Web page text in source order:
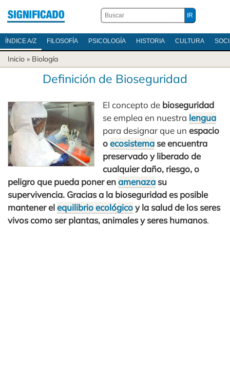
ÍNDICE A/Z FILOSOFÍA PSICOLOGÍA HISTORIA CULTURA
Inicio » Biología
Definición de Bioseguridad
El concepto de bioseguridad
se emplea en nuestra lengua
para designar que unespacio
oecosistema se encuentra
preservado y liberado de
cualquier daño, riesgo, o
peligro que pueda poner enamenaza su
supervivencia. Gracias a la bioseguridad es posible
mantener elequilibrio ecológicoy la salud de los seres
vivos como ser plantas, animales y seres humanos.